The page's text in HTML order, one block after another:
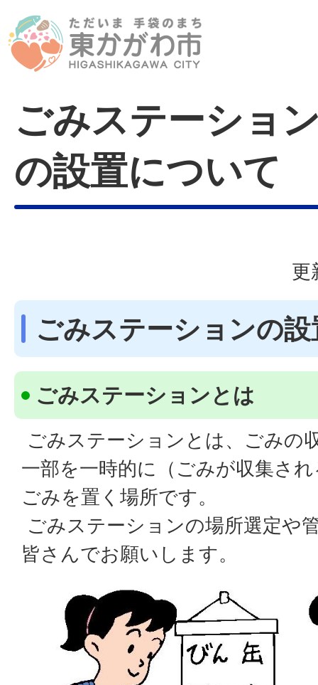
ごみステーショ
の設置について
更
ごみステーションの
ごみステーションとは
ごみステーションとは、ごみの
一部を一時的に（ごみが収集さ
ごみを置く場所です。
ごみステーションの場所選定や
皆さんでお願いします。